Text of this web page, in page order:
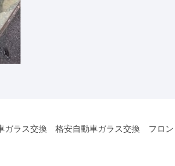
ガラス交換 格安自動車ガラス交換 フロ